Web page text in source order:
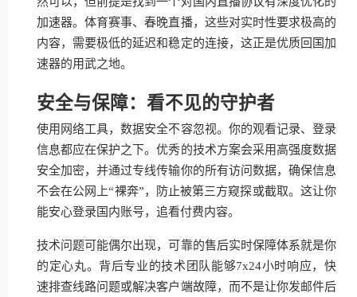
加速器。体育赛事、春晚直播，这些对实时性要求极高的
内容，需要极低的延迟和稳定的连接，这正是优质回国加
速器的用武之地。
安全与保障：看不见的守护者
使用网络工具，数据安全不容忽视。你的观看记录、登录
信息都应在保护之下。优秀的技术方案会采用高强度数据
安全加密，并通过专线传输你的所有访问数据，确保信息
不会在公网上“裸奔”，防止被第三方窥探或截取。这让你
能安心登录国内账号，追看付费内容。
技术问题可能偶尔出现，可靠的售后实时保障体系就是你
的定心丸。背后专业的技术团队能够7x24小时响应，快
速排查线路问题或解决客户端故障，而不是让你发邮件后